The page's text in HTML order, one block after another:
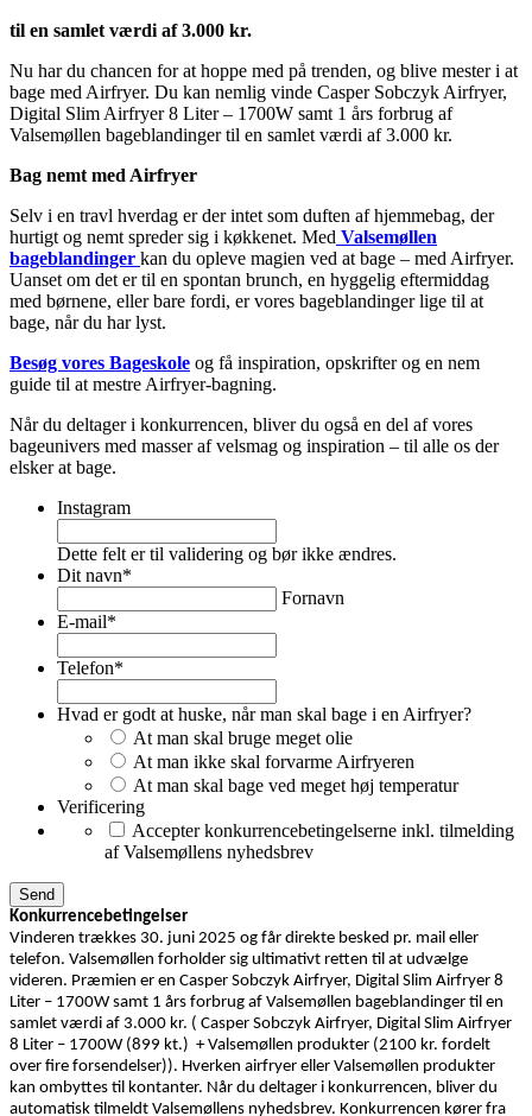
til en samlet værdi af 3.000 kr.
Nu har du chancen for at hoppe med på trenden, og blive mester i at
bage med Airfryer. Du kan nemlig vinde Casper Sobczyk Airfryer,
Digital Slim Airfryer 8 Liter – 1700W samt 1 års forbrug af
Valsemøllen bageblandinger til en samlet værdi af 3.000 kr.
Bag nemt med Airfryer
Selv i en travl hverdag er der intet som duften af hjemmebag, der
hurtigt og nemt spreder sig i køkkenet. Med Valsemøllen
bageblandinger kan du opleve magien ved at bage – med Airfryer.
Uanset om det er til en spontan brunch, en hyggelig eftermiddag
med børnene, eller bare fordi, er vores bageblandinger lige til at
bage, når du har lyst.
Besøg vores Bageskole og få inspiration, opskrifter og en nem
guide til at mestre Airfryer-bagning.
Når du deltager i konkurrencen, bliver du også en del af vores
bageunivers med masser af velsmag og inspiration – til alle os der
elsker at bage.
Instagram
Dette felt er til validering og bør ikke ændres.
Dit navn*
Fornavn
E-mail*
Telefon*
Hvad er godt at huske, når man skal bage i en Airfryer?
At man skal bruge meget olie
At man ikke skal forvarme Airfryeren
At man skal bage ved meget høj temperatur
Verificering
Accepter konkurrencebetingelserne inkl. tilmelding
af Valsemøllens nyhedsbrev
Konkurrencebetingelser
Vinderen trækkes 30. juni 2025 og får direkte besked pr. mail eller
telefon. Valsemøllen forholder sig ultimativt retten til at udvælge
videren. Præmien er en Casper Sobczyk Airfryer, Digital Slim Airfryer 8
Liter – 1700W samt 1 års forbrug af Valsemøllen bageblandinger til en
samlet værdi af 3.000 kr. ( Casper Sobczyk Airfryer, Digital Slim Airfryer
8 Liter – 1700W (899 kt.) + Valsemøllen produkter (2100 kr. fordelt
over fire forsendelser)). Hverken airfryer eller Valsemøllen produkter
kan ombyttes til kontanter. Når du deltager i konkurrencen, bliver du
automatisk tilmeldt Valsemøllens nyhedsbrev. Konkurrencen kører fra